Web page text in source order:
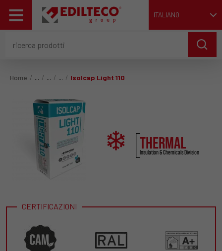
ITALIANO
Home Isolcap Light 110
THERMAL
Insulation & Chemicals Division
CERTIFICAZIONI